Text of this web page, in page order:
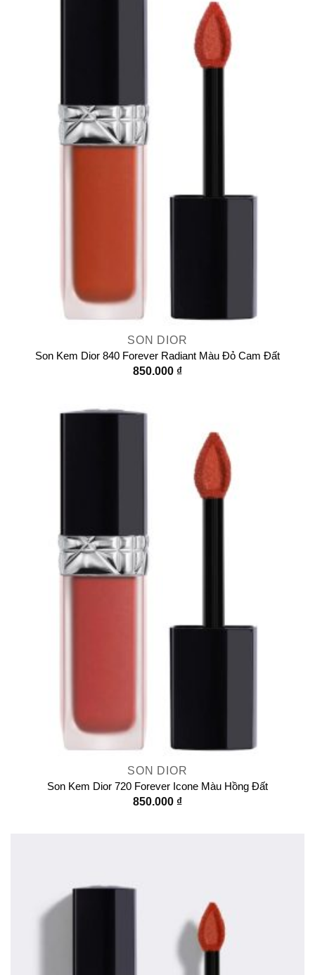
SON DIOR
Son Kem Dior 840 Forever Radiant Màu Đỏ Cam Đất
850.000 ₫
SON DIOR
Son Kem Dior 720 Forever Icone Màu Hồng Đất
850.000 ₫